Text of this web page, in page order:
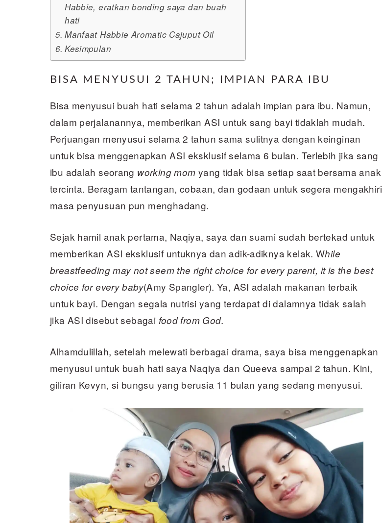
Habbie, eratkan bonding saya dan buah
hati
Manfaat Habbie Aromatic Cajuput Oil
Kesimpulan
BISA MENYUSUI 2 TAHUN; IMPIAN PARA IBU
Bisa menyusui buah hati selama 2 tahun adalah impian para ibu. Namun,
dalam perjalanannya, memberikan ASI untuk sang bayi tidaklah mudah.
Perjuangan menyusui selama 2 tahun sama sulitnya dengan keinginan
untuk bisa menggenapkan ASI eksklusif selama 6 bulan. Terlebih jika sang
ibu adalah seorang working mom yang tidak bisa setiap saat bersama anak
tercinta. Beragam tantangan, cobaan, dan godaan untuk segera mengakhiri
masa penyusuan pun menghadang.
Sejak hamil anak pertama, Naqiya, saya dan suami sudah bertekad untuk
memberikan ASI eksklusif untuknya dan adik-adiknya kelak. While
breastfeeding may not seem the right choice for every parent, it is the best
choice for every baby(Amy Spangler). Ya, ASI adalah makanan terbaik
untuk bayi. Dengan segala nutrisi yang terdapat di dalamnya tidak salah
jika ASI disebut sebagai food from God.
Alhamdulillah, setelah melewati berbagai drama, saya bisa menggenapkan
menyusui untuk buah hati saya Naqiya dan Queeva sampai 2 tahun. Kini,
giliran Kevyn, si bungsu yang berusia 11 bulan yang sedang menyusui.